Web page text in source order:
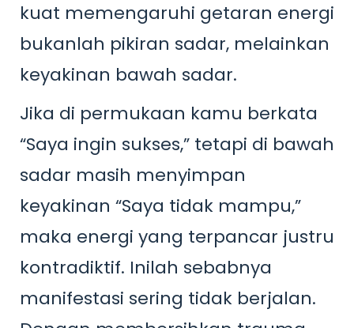
kuat memengaruhi getaran energi
bukanlah pikiran sadar, melainkan
keyakinan bawah sadar.
Jika di permukaan kamu berkata
“Saya ingin sukses,” tetapi di bawah
sadar masih menyimpan
keyakinan “Saya tidak mampu,”
maka energi yang terpancar justru
kontradiktif. Inilah sebabnya
manifestasi sering tidak berjalan.